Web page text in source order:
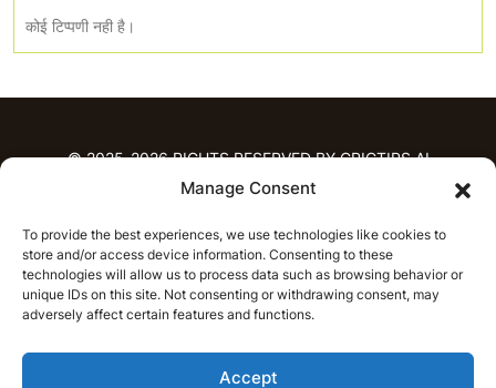
Manage Consent
To provide the best experiences, we use technologies like cookies to
store and/or access device information. Consenting to these
technologies will allow us to process data such as browsing behavior or
unique IDs on this site. Not consenting or withdrawing consent, may
adversely affect certain features and functions.
Accept
कोई टिप्पणी नही है।
© 2025-2026 RIGHTS RESERVED BY CRICTIPS.AI
भविष्यवाणियाँ
आईपीएल भविष्यवाणियाँ
टी20 लीग भविष्यवाणियाँ
महिला क्रिकेट
नवीनतम क्रिकेट भविष्यवाणियाँ
भविष्यवाणी विश्लेषण
समाचार
आईपीएल समाचार